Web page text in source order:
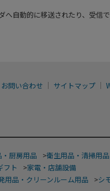
自動的に移送されたり、受信で
お問い合わせ サイトマップ
厨房用品 >衛生用品・清掃用品
フト
>家電・店舗設備
用品・クリーンルーム用品
>シ